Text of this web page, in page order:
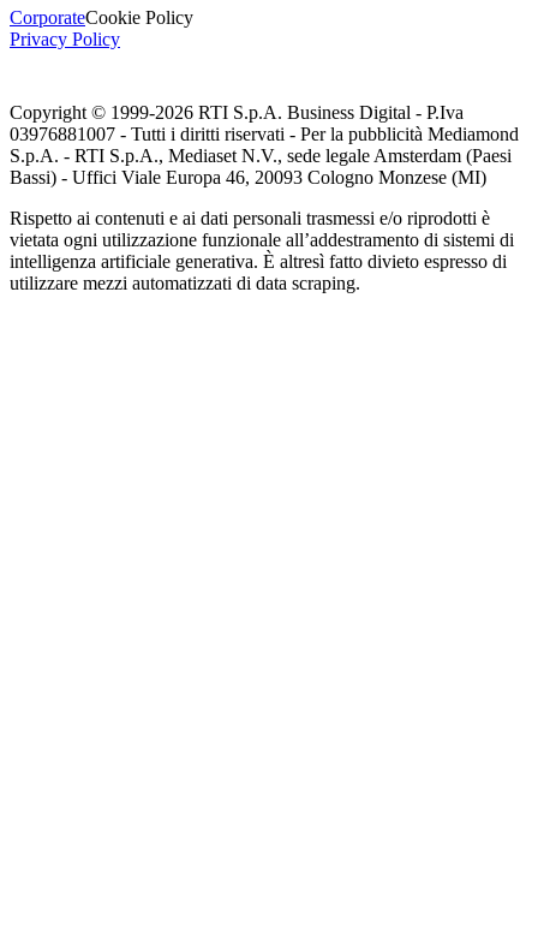
CorporateCookie Policy
Privacy Policy
Copyright © 1999-2026 RTI S.p.A. Business Digital - P.Iva
03976881007 - Tutti i diritti riservati - Per la pubblicità Mediamond
S.p.A. - RTI S.p.A., Mediaset N.V., sede legale Amsterdam (Paesi
Bassi) - Uffici Viale Europa 46, 20093 Cologno Monzese (MI)
Rispetto ai contenuti e ai dati personali trasmessi e/o riprodotti è
vietata ogni utilizzazione funzionale all’addestramento di sistemi di
intelligenza artificiale generativa. È altresì fatto divieto espresso di
utilizzare mezzi automatizzati di data scraping.